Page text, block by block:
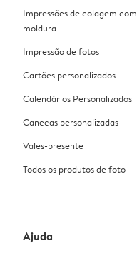
Impressões de colagem com
moldura
Impressão de fotos
Cartões personalizados
Calendários Personalizados
Canecas personalizadas
Vales-presente
Todos os produtos de foto
Ajuda